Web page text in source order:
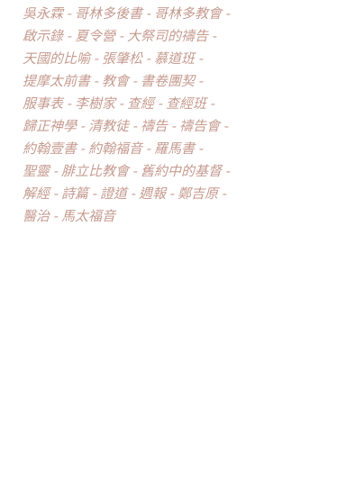
吳永霖
哥林多後書
哥林多教會
啟示錄
夏令營
大祭司的禱告
天國的比喻
張肇松
慕道班
提摩太前書
教會
書卷團契
服事表
李樹家 查經
查經班
歸正神學
清教徒 禱告
禱告會
約翰壹書
約翰福音
羅馬書
聖靈
腓立比教會
舊約中的基督
解經
詩篇 證道 週報
鄭吉原
醫治
馬太福音